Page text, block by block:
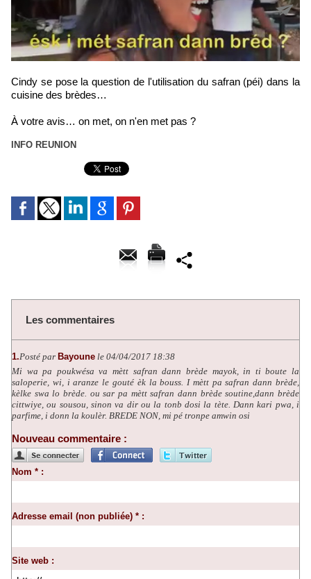
Cindy se pose la question de l'utilisation du safran (péi) dans la
cuisine des brèdes…
À votre avis… on met, on n'en met pas ?
INFO REUNION
Les commentaires
1.Posté par Bayoune le 04/04/2017 18:38
Mi wa pa poukwésa va mètt safran dann brède mayok, in ti boute la
saloperie, wi, i aranze le gouté èk la bouss. I mètt pa safran dann brède,
kèlke swa lo brède. ou sar pa mètt safran dann brède soutine,dann brède
cittwiye, ou sousou, sinon va dir ou la tonb dosi la tète. Dann kari pwa, i
parfime, i donn la koulèr. BREDE NON, mi pé tronpe amwin osi
Nouveau commentaire :
Nom * :
Adresse email (non publiée) * :
Site web :